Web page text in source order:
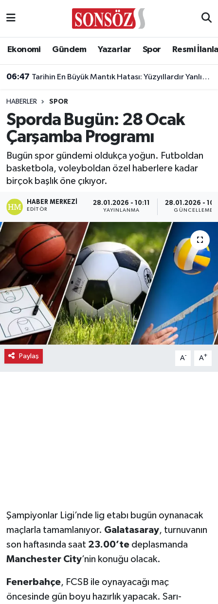
Ekonomi Gündem Yazarlar Spor Resmi
06:47 Tarihin En Büyük Mantık Hatası: Yüzyıllardır Yanlış Biliyoruz!
HABERLER SPOR
Sporda Bugün: 28 Ocak
Çarşamba Programı
Bugün spor gündemi oldukça yoğun. Futboldan
basketbola, voleyboldan özel haberlere kadar
birçok başlık öne çıkıyor.
HABER MERKEZI
EDITÖR
28.01.2026 - 10:11
YAYINLANMA
28.01.2026 -
GÜNCELLEME
Paylaş A- A+
Şampiyonlar Ligi’nde lig etabı bugün oynanacak
maçlarla tamamlanıyor. Galatasaray, turnuvanın
son haftasında saat 23.00’tedeplasmanda
Manchester City’nin konuğu olacak.
Fenerbahçe, FCSB ile oynayacağı maç
öncesinde gün boyu hazırlık yapacak. Sarı-
Asayiş
Biyografi
Çevre
Diğer
Dünya
Eğitim
Ekonomi
Eleman
Emlak
Gündem
Gurme
Haber
Seri İlan
Siyaset
Sokak Hayvanlarını Sahiplendirme
Ankara Nöbetçi Eczaneler
Ankara Trafik Yoğunluk Haritası
Süper Lig Puan Durumu ve Fikstür
Tüm Manşetler
Son Dakika Haberleri
Haber Arşivi